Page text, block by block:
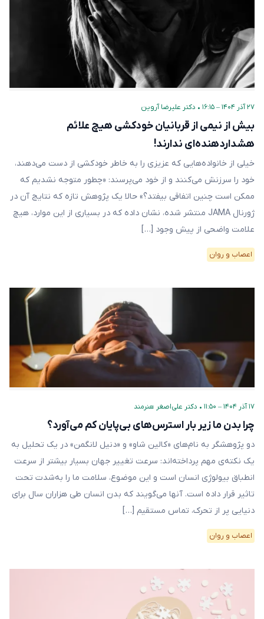
۲۷ آذر ۱۴۰۴ – ۱۶:۱۵ • دکتر علیرضا آروین
بیش از نیمی از قربانیان خودکشی هیچ علائم
هشدار‌دهنده‌ای ندارند!
خیلی از خانواده‌هایی که عزیزی را به خاطر خودکشی از دست می‌دهند،
خود را سرزنش می‌کنند و از خود می‌پرسند: «چطور متوجه نشدیم که
ممکن است چنین اتفاقی بیفتد؟» حالا یک پژوهش تازه که نتایج آن در
ژورنال JAMA منتشر شده، نشان داده که در بسیاری از این موارد، هیچ
علامت واضحی از پیش وجود […]
اعصاب و روان
۱۷ آذر ۱۴۰۴ – ۱۱:۵۰ • دکتر علی‌اصغر هنرمند
چرا بدن ما زیر بار استرس‌های بی‌پایان کم می‌آورد؟
دو پژوهشگر به نام‌های «کالین شاو» و «دنیل لانگمن» در یک تحلیل به
یک نکته‌ی مهم پرداخته‌اند: سرعت تغییر جهان بسیار بیشتر از سرعت
انطباق بیولوژی انسان است و این موضوع، سلامت ما را به‌شدت تحت
تاثیر قرار داده است. آنها می‌گویند که بدن انسان طی هزاران سال برای
دنیایی پر از تحرک، تماس مستقیم […]
اعصاب و روان